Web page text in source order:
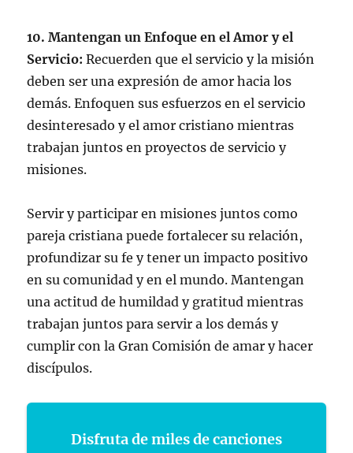
10. Mantengan un Enfoque en el Amor y el
Servicio: Recuerden que el servicio y la misión
deben ser una expresión de amor hacia los
demás. Enfoquen sus esfuerzos en el servicio
desinteresado y el amor cristiano mientras
trabajan juntos en proyectos de servicio y
misiones.
Servir y participar en misiones juntos como
pareja cristiana puede fortalecer su relación,
profundizar su fe y tener un impacto positivo
en su comunidad y en el mundo. Mantengan
una actitud de humildad y gratitud mientras
trabajan juntos para servir a los demás y
cumplir con la Gran Comisión de amar y hacer
discípulos.
Disfruta de miles de canciones